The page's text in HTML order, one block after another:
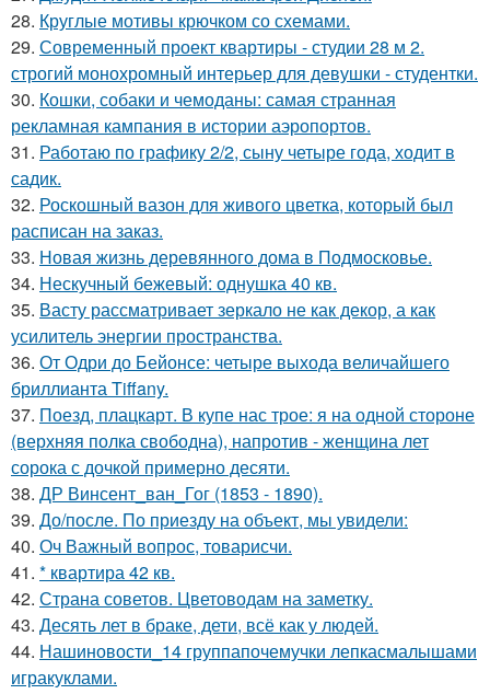
28. Круглые мотивы крючком со схемами.
29. Современный проект квартиры - студии 28 м 2.
строгий монохромный интерьер для девушки - студентки.
30. Кошки, собаки и чемоданы: самая странная
рекламная кампания в истории аэропортов.
31. Работаю по графику 2/2, сыну четыре года, ходит в
садик.
32. Роскошный вазон для живого цветка, который был
расписан на заказ.
33. Новая жизнь деревянного дома в Подмосковье.
34. Нескучный бежевый: однушка 40 кв.
35. Васту рассматривает зеркало не как декор, а как
усилитель энергии пространства.
36. От Одри до Бейонсе: четыре выхода величайшего
бриллианта Tiffany.
37. Поезд, плацкарт. В купе нас трое: я на одной стороне
(верхняя полка свободна), напротив - женщина лет
сорока с дочкой примерно десяти.
38. ДР Винсент_ван_Гог (1853 - 1890).
39. До/после. По приезду на объект, мы увидели:
40. Оч Важный вопрос, товарисчи.
41. * квартира 42 кв.
42. Страна советов. Цветоводам на заметку.
43. Десять лет в браке, дети, всё как у людей.
44. Нашиновости_14 группапочемучки лепкасмалышами
игракуклами.